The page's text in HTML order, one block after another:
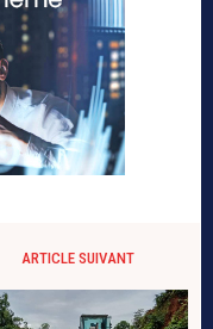
ARTICLE SUIVANT